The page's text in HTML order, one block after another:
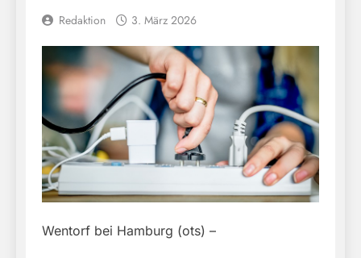
Redaktion 3. März 2026
Wentorf bei Hamburg (ots) –